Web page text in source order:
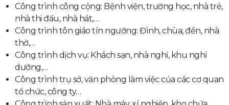
Công trình công cộng: Bệnh viện, trường học, nhà trẻ,
nhà thi đấu, nhà hát,…
Công trình tôn giáo tín ngưỡng: Đình, chùa, đền, nhà
thờ,…
Công trình dịch vụ: Khách sạn, nhà nghỉ, khu nghỉ
dưỡng,…
Công trình trụ sở, văn phòng làm việc của các cơ quan
tổ chức, công ty…